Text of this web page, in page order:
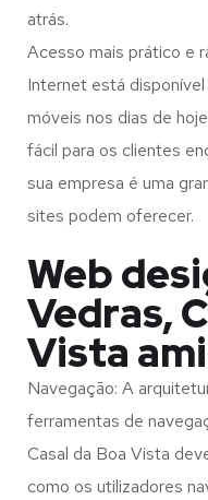
atrás.
Acesso mais prático e
Internet está
móveis nos dias de
fácil para os clientes
sua empresa é uma
sites podem oferecer.
Web
Vedras,
Vista
Navegação: A
ferramentas de
Casal da Boa Vista
como os utilizadores